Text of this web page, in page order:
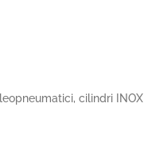
cilindri INOX